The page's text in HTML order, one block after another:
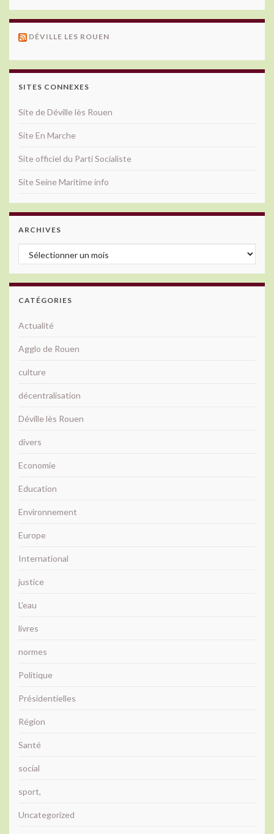
DÉVILLE LES ROUEN
SITES CONNEXES
Site de Déville lès Rouen
Site En Marche
Site officiel du Parti Socialiste
Site Seine Maritime info
ARCHIVES
Archives
CATÉGORIES
Actualité
Agglo de Rouen
culture
décentralisation
Déville lès Rouen
divers
Economie
Education
Environnement
Europe
International
justice
L'eau
livres
normes
Politique
Présidentielles
Région
Santé
social
sport,
Uncategorized